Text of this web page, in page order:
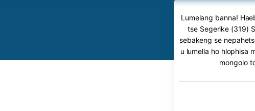
Lumelang banna!
tse Segerike (319)
sebakeng se
u lumella ho hlophisa
mongolo